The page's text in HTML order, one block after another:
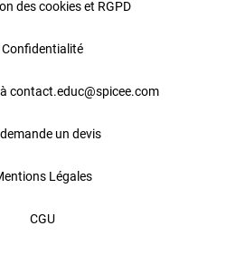
des cookies et RGPD
Confidentialité
contact.educ@spicee.com
un devis
Légales
CGU